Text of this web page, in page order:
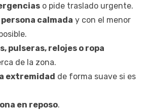
o pide traslado urgente.
calmada y con el menor
pulseras, relojes o ropa
de la zona.
extremidad de forma suave si es
en reposo.